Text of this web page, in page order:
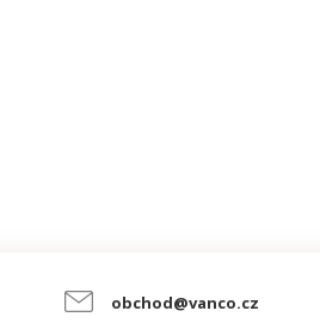
obchod@vanco.cz